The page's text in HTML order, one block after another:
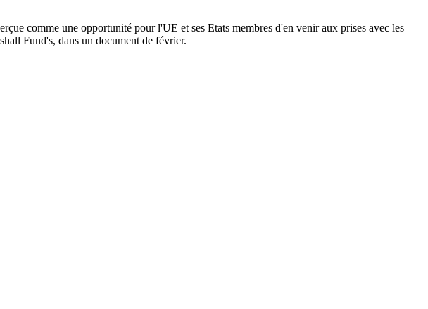
comme une opportunité pour l'UE et ses Etats membres d'en venir aux prises avec les
Fund's, dans un document de février.